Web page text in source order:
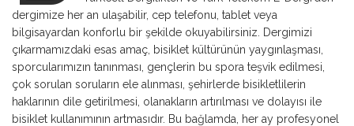
dergimize her an ulaşabilir, cep telefonu, tablet veya
bilgisayardan konforlu bir şekilde okuyabilirsiniz. Dergimizi
çıkarmamızdaki esas amaç, bisiklet kültürünün yaygınlaşması,
sporcularımızın tanınması, gençlerin bu spora teşvik edilmesi,
çok sorulan soruların ele alınması, şehirlerde bisikletlilerin
haklarının dile getirilmesi, olanakların artırılması ve dolayısı ile
bisiklet kullanımının artmasıdır. Bu bağlamda, her ay profesyonel